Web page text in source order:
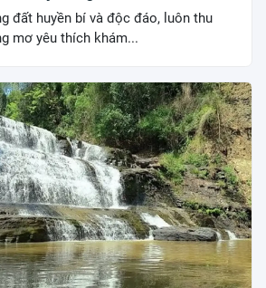
đất huyền bí và độc đáo, luôn thu
mơ yêu thích khám...